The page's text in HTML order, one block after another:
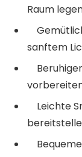
Raum
sanftem
Leichte